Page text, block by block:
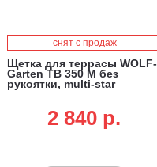
снят с продаж
Щетка для террасы WOLF-
Garten TB 350 M без
рукоятки, multi-star
2 840 p.